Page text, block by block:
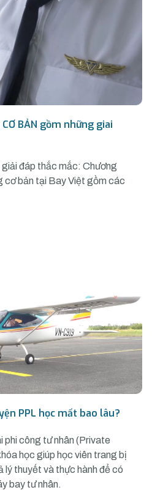
BẢN gồm những giai
đáp thắc mắc: Chương
cơ bản tại Bay Việt gồm các
PPL học mất bao lâu?
phi công tư nhân (Private
học giúp học viên trang bị
lý thuyết và thực hành để có
bay tư nhân.